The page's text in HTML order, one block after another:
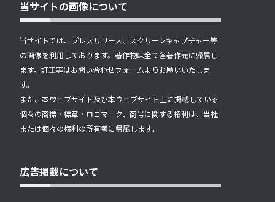
当サイトの画像について
当サイトでは、プレスリリース、スクリーンキャプチャー等
の画像を利用しております。著作物は全て各著作元に帰属し
ます。訂正等はお問い合わせフォームよりお願いいたしま
す。
また、本ウェブサイト及び本ウェブサイト上に掲載している
個々の商標・標章・ロゴマーク、商号に関する権利は、当社
または個々の権利の所有者に帰属します。
広告掲載について